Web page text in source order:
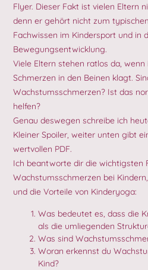
Flyer. Dieser Fakt ist vielen Eltern
denn er gehört nicht zum
Fachwissen im Kindersport und in
Bewegungsentwicklung.
Viele Eltern stehen ratlos da,
Schmerzen in den Beinen klagt.
Wachstumsschmerzen? Ist das
helfen?
Genau deswegen schreibe ich
Kleiner Spoiler, weiter unten gibt
wertvollen PDF.
Ich beantworte dir die wichtigsten
Wachstumsschmerzen bei
und die Vorteile von Kinderyoga:
Was bedeutet es, dass die
als die umliegenden
Was sind
Woran erkennst du
Kind?